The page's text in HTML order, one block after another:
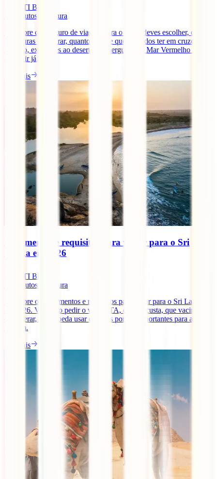
IATI Blog
minutos de leitura
Descobre que seguro de viagem para o Egito deves escolher, que
coberturas comparar, quanto custa e que cuidados ter em cruzeiros
no Nilo, excursões ao deserto ou mergulho no Mar Vermelho antes
de partir já.
Ler mais
Documentos e requisitos para viajar para o Sri
Lanka em 2026
IATI Blog
minutos de leitura
Descobre os documentos e requisitos para viajar para o Sri Lanka
em 2026. Vê como pedir o visto ETA, quanto custa, que vacinas
considerar, que moeda usar e outros pontos importantes para a tua
viagem.
Ler mais